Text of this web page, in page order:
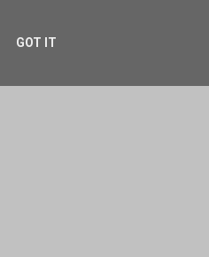
GOT IT